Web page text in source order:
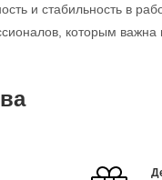
и стабильность в
которым важна